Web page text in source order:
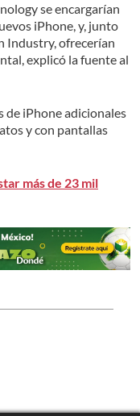
se encargarían
iPhone, y, junto
Industry, ofrecerían
explicó la fuente al
de iPhone adicionales
y con pantallas
más de 23 mil